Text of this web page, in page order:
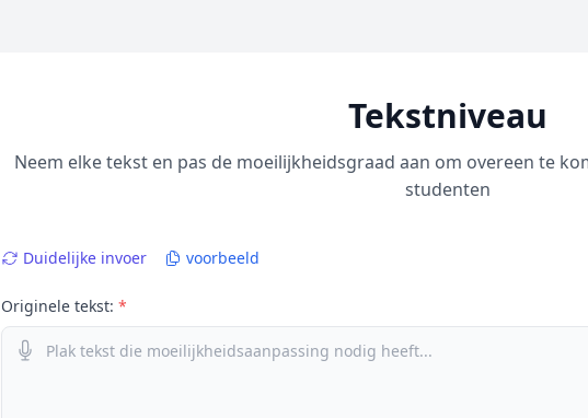
Tekstniveau
Neem elke tekst en pas de moeilijkheidsgraad aan om overeen te
studenten
Duidelijke invoer voorbeeld
Originele tekst: *